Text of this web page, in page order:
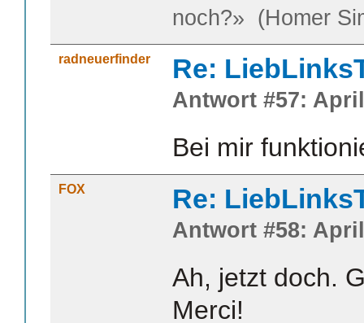
noch?» (Homer
radneuerfinder Re:
Antwort #57:
Bei mir
FOX Re:
Antwort #58:
Ah, jetzt doch.
Merci!